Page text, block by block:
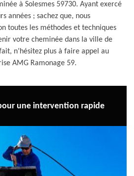
à Solesmes 59730. Ayant exercé
années ; sachez que, nous
toutes les méthodes et techniques
votre cheminée dans la ville de
n’hésitez plus à faire appel au
AMG Ramonage 59.
une intervention rapide